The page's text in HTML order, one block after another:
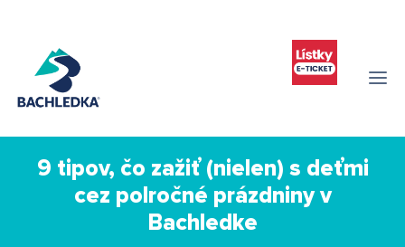
9 tipov, čo zažiť (nielen) s deťmi
cez polročné prázdniny v
Bachledke